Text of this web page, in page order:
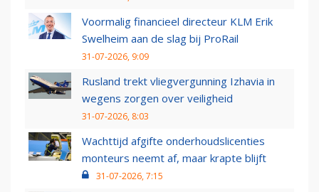
Voormalig financieel directeur KLM Erik
Swelheim aan de slag bij ProRail
31-07-2026, 9:09
Rusland trekt vliegvergunning Izhavia in
wegens zorgen over veiligheid
31-07-2026, 8:03
Wachttijd afgifte onderhoudslicenties
monteurs neemt af, maar krapte blijft
31-07-2026, 7:15